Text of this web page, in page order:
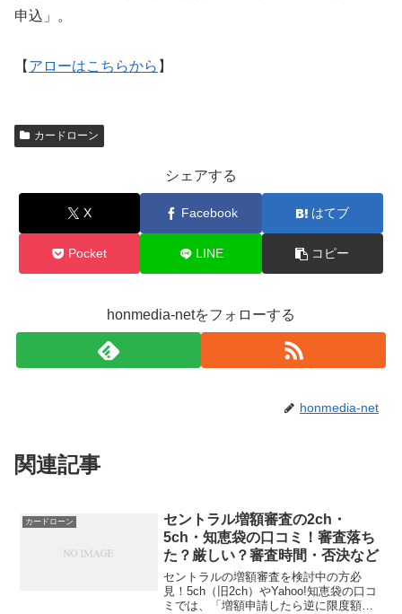
申込」。
【 アローはこちらから 】
カードローン
シェアする
X Facebook はてブ
Pocket LINE コピー
honmedia-netをフォローする
honmedia-net
関連記事
カードローン
セントラル増額審査の2ch・
5ch・知恵袋の口コミ！審査落ち
た？厳しい？審査時間・否決など
セントラルの増額審査を検討中の方必
見！5ch（旧2ch）やYahoo!知恵袋の口コ
ミでは、「増額申請したら逆に限度額減